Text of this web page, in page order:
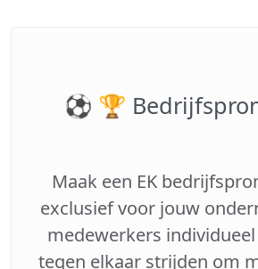
⚽️ 🏆
Maak een EK
exclusief voor jouw
medewerkers
tegen elkaar strijden om